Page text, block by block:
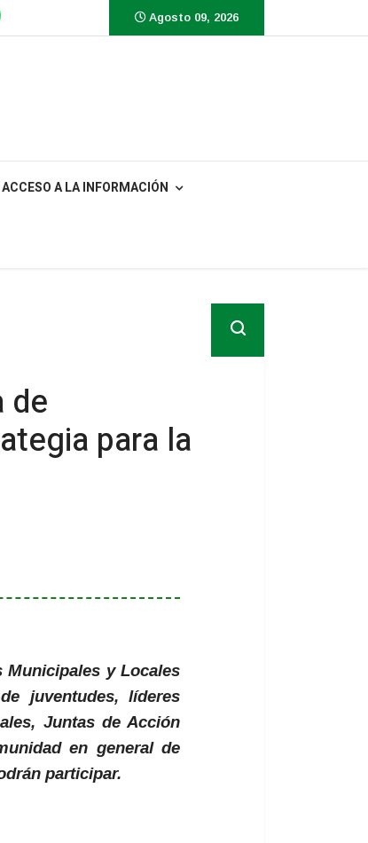
Agosto 09, 2026
A LA INFORMACIÓN
de
para la
Municipales y Locales
juventudes, líderes
Juntas de Acción
en general de
participar.